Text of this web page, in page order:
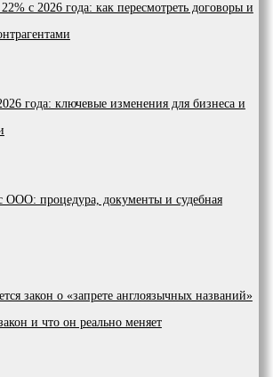
с 2026 года: как пересмотреть договоры и
года: ключевые изменения для бизнеса и
ООО: процедура, документы и судебная
закон о «запрете англоязычных названий»
и что он реально меняет